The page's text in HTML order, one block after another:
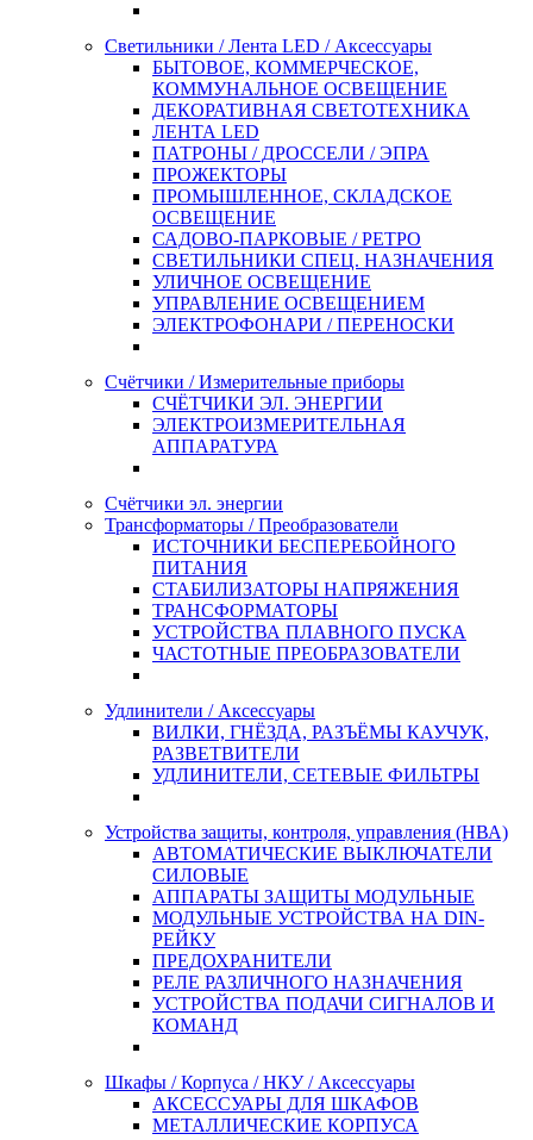
Светильники / Лента LED / Аксессуары
БЫТОВОЕ, КОММЕРЧЕСКОЕ,
КОММУНАЛЬНОЕ ОСВЕЩЕНИЕ
ДЕКОРАТИВНАЯ СВЕТОТЕХНИКА
ЛЕНТА LED
ПАТРОНЫ / ДРОССЕЛИ / ЭПРА
ПРОЖЕКТОРЫ
ПРОМЫШЛЕННОЕ, СКЛАДСКОЕ
ОСВЕЩЕНИЕ
САДОВО-ПАРКОВЫЕ / РЕТРО
СВЕТИЛЬНИКИ СПЕЦ. НАЗНАЧЕНИЯ
УЛИЧНОЕ ОСВЕЩЕНИЕ
УПРАВЛЕНИЕ ОСВЕЩЕНИЕМ
ЭЛЕКТРОФОНАРИ / ПЕРЕНОСКИ
Счётчики / Измерительные приборы
СЧЁТЧИКИ ЭЛ. ЭНЕРГИИ
ЭЛЕКТРОИЗМЕРИТЕЛЬНАЯ
АППАРАТУРА
Счётчики эл. энергии
Трансформаторы / Преобразователи
ИСТОЧНИКИ БЕСПЕРЕБОЙНОГО
ПИТАНИЯ
СТАБИЛИЗАТОРЫ НАПРЯЖЕНИЯ
ТРАНСФОРМАТОРЫ
УСТРОЙСТВА ПЛАВНОГО ПУСКА
ЧАСТОТНЫЕ ПРЕОБРАЗОВАТЕЛИ
Удлинители / Аксессуары
ВИЛКИ, ГНЁЗДА, РАЗЪЁМЫ КАУЧУК,
РАЗВЕТВИТЕЛИ
УДЛИНИТЕЛИ, СЕТЕВЫЕ ФИЛЬТРЫ
Устройства защиты, контроля, управления (НВА)
АВТОМАТИЧЕСКИЕ ВЫКЛЮЧАТЕЛИ
СИЛОВЫЕ
АППАРАТЫ ЗАЩИТЫ МОДУЛЬНЫЕ
МОДУЛЬНЫЕ УСТРОЙСТВА НА DIN-
РЕЙКУ
ПРЕДОХРАНИТЕЛИ
РЕЛЕ РАЗЛИЧНОГО НАЗНАЧЕНИЯ
УСТРОЙСТВА ПОДАЧИ СИГНАЛОВ И
КОМАНД
Шкафы / Корпуса / НКУ / Аксессуары
АКСЕССУАРЫ ДЛЯ ШКАФОВ
МЕТАЛЛИЧЕСКИЕ КОРПУСА